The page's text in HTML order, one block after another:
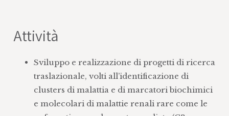
Attività
Sviluppo e realizzazione di progetti di ricerca
traslazionale, volti all’identificazione di
clusters di malattia e di marcatori biochimici
e molecolari di malattie renali rare come le